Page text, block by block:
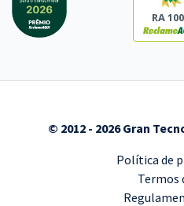
RA
© 2012 - 2026 Gran
Política de
Termos